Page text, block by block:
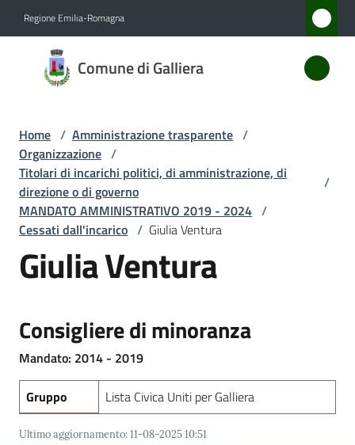
Regione Emilia-Romagna
Comune di Galliera
Comune
di
Amministrazione
Menu selezionato
Novità
Servizi
Galliera
Amministrazione
Trasparente
Home / Amministrazione trasparente /
Organizzazione /
Titolari di incarichi politici, di amministrazione, di
direzione o di governo
/
MANDATO AMMINISTRATIVO 2019 - 2024 /
Cessati dall'incarico / Giulia Ventura
Giulia Ventura
Consigliere di minoranza
Mandato: 2014 - 2019
Gruppo Lista Civica Uniti per Galliera
Ultimo aggiornamento:11-08-2025 10:51